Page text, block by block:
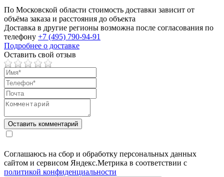
По Московской области стоимость доставки зависит от
объёма заказа и расстояния до объекта
Доставка в другие регионы возможна после согласования по
телефону +7 (495) 790-94-91
Подробнее о доставке
Оставить свой отзыв
Соглашаюсь на сбор и обработку персональных данных
сайтом и сервисом Яндекс.Метрика в соответствии с
политикой конфиденциальности